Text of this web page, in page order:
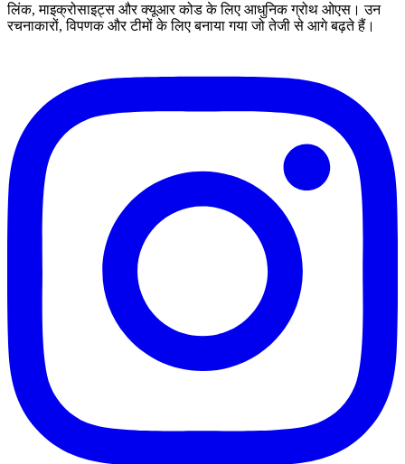
लिंक, माइक्रोसाइट्स और क्यूआर कोड के लिए आधुनिक ग्रोथ ओएस। उन
रचनाकारों, विपणक और टीमों के लिए बनाया गया जो तेजी से आगे बढ़ते हैं।